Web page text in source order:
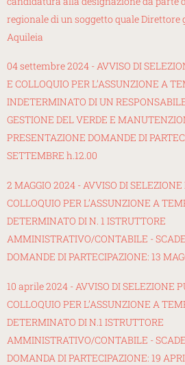
regionale di un soggetto quale Direttore
Aquileia
04 settembre 2024 - AVVISO DI
E COLLOQUIO PER L’ASSUNZIONE A
INDETERMINATO DI UN
GESTIONE DEL VERDE E
PRESENTAZIONE DOMANDE DI
SETTEMBRE h.12.00
2 MAGGIO 2024 - AVVISO DI
COLLOQUIO PER L’ASSUNZIONE A
DETERMINATO DI N. 1 ISTRUTTORE
AMMINISTRATIVO/CONTABILE -
DOMANDE DI PARTECIPAZIONE: 13
10 aprile 2024 - AVVISO DI SELEZIONE
COLLOQUIO PER L’ASSUNZIONE A
DETERMINATO DI N.1 ISTRUTTORE
AMMINISTRATIVO/CONTABILE -
DOMANDA DI PARTECIPAZIONE: 19